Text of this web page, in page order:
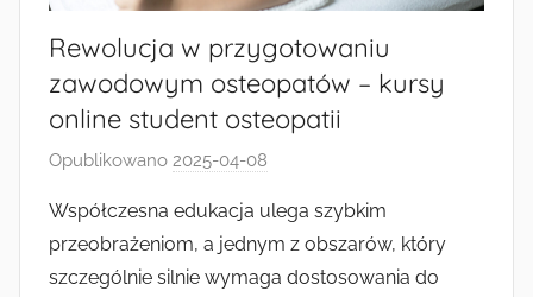
Rewolucja w przygotowaniu
zawodowym osteopatów – kursy
online student osteopatii
Opublikowano 2025-04-08
z
e
z
Współczesna edukacja ulega szybkim
przeobrażeniom, a jednym z obszarów, który
szczególnie silnie wymaga dostosowania do